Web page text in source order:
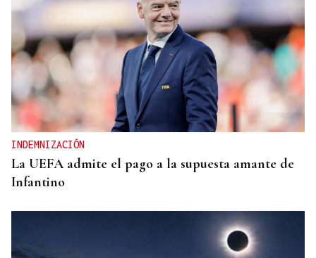
INDEMNIZACIÓN
La UEFA admite el pago a la supuesta amante de
Infantino